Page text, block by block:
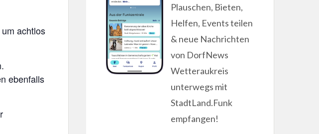
achtlos
ebenfalls
Plauschen, Bieten,
Helfen, Events teilen
& neue Nachrichten
von DorfNews
Wetteraukreis
unterwegs mit
StadtLand.Funk
empfangen!